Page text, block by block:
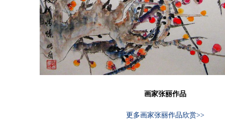
画家张丽作品
更多画家张丽作品欣赏>>